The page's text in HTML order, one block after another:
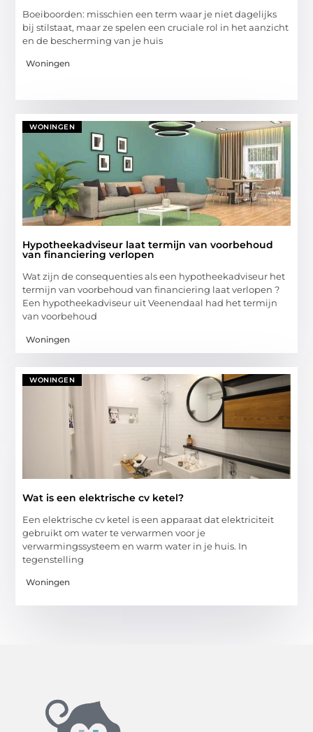
Boeiboorden: misschien een term waar je niet dagelijks
bij stilstaat, maar ze spelen een cruciale rol in het aanzicht
en de bescherming van je huis
Woningen
WONINGEN
Hypotheekadviseur laat termijn van voorbehoud
van financiering verlopen
Wat zijn de consequenties als een hypotheekadviseur het
termijn van voorbehoud van financiering laat verlopen ?
Een hypotheekadviseur uit Veenendaal had het termijn
van voorbehoud
Woningen
WONINGEN
Wat is een elektrische cv ketel?
Een elektrische cv ketel is een apparaat dat elektriciteit
gebruikt om water te verwarmen voor je
verwarmingssysteem en warm water in je huis. In
tegenstelling
Woningen